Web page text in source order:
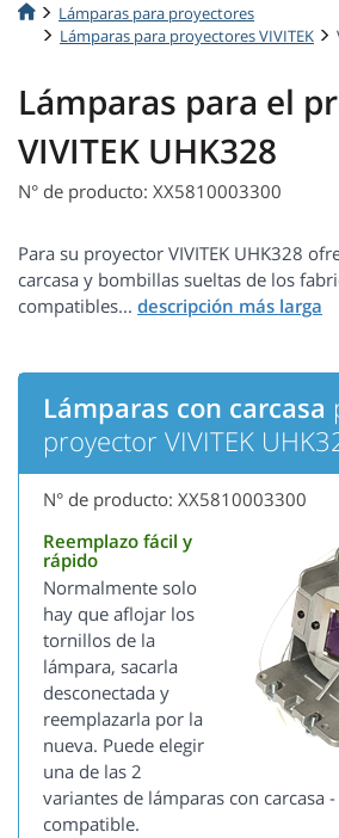
Lámparas para proyectores
Lámparas para proyectores VIVITEK
Lámparas para el
VIVITEK UHK328
N° de producto: XX5810003300
Para su proyector VIVITEK UHK328
carcasa y bombillas sueltas de los
compatibles...
Lámparas con carcasa
proyector VIVITEK
N° de producto: XX5810003300
Reemplazo fácil y
rápido
Normalmente solo
hay que aflojar los
tornillos de la
lámpara, sacarla
desconectada y
reemplazarla por la
nueva. Puede elegir
una de las 2
variantes de lámparas con carcasa
compatible.